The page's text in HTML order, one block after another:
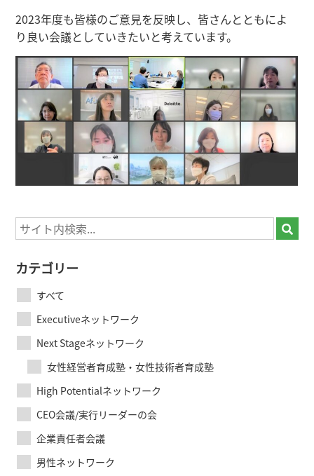
2023年度も皆様のご意見を反映し、皆さんとともによ
り良い会議としていきたいと考えています。
カテゴリー
すべて
Executiveネットワーク
Next Stageネットワーク
女性経営者育成塾・女性技術者育成塾
High Potentialネットワーク
CEO会議/実行リーダーの会
企業責任者会議
男性ネットワーク